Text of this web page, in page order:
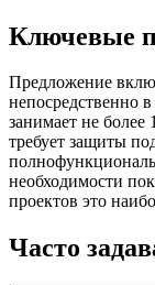
Ключевые
Предложение
непосредственно
занимает не более
требует защиты
необходимости
проектов это
Часто